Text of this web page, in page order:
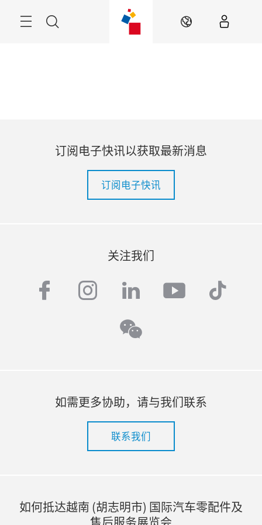
Navigation ZH
订阅电子快讯以获取最新消息
订阅电子快讯
关注我们
facebook
instagram
linkedinyoutube
tiktok
wechat
如需更多协助，请与我们联系
联系我们
如何抵达越南 (胡志明市) 国际汽车零配件及